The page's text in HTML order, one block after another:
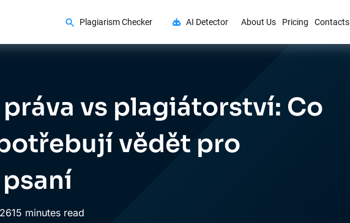
Plagiarism Checker AI Detector About Us Pricing Contacts
vs plagiátorství: Co
vědět pro
15 minutes read